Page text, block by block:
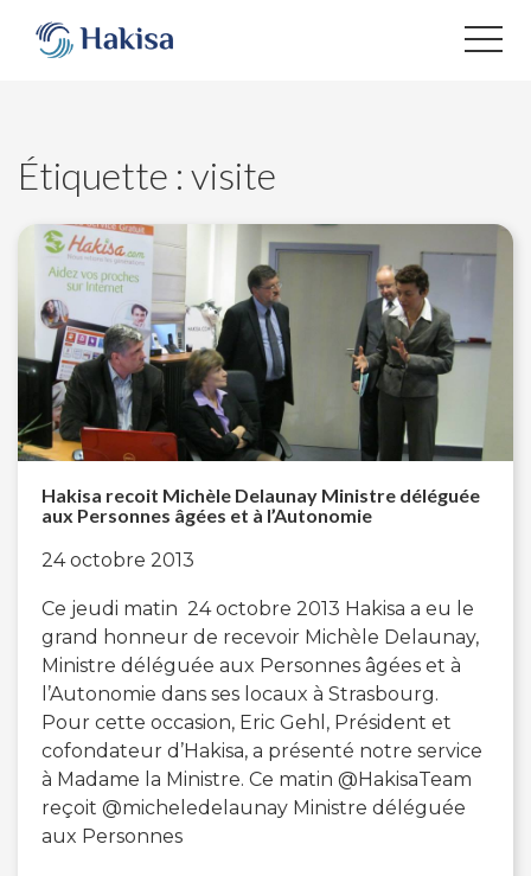
contenu
Étiquette : visite
Hakisa recoit Michèle Delaunay Ministre déléguée
aux Personnes âgées et à l’Autonomie
24 octobre 2013
Ce jeudi matin 24 octobre 2013 Hakisa a eu le
grand honneur de recevoir Michèle Delaunay,
Ministre déléguée aux Personnes âgées et à
l’Autonomie dans ses locaux à Strasbourg.
Pour cette occasion, Eric Gehl, Président et
cofondateur d’Hakisa, a présenté notre service
à Madame la Ministre. Ce matin @HakisaTeam
reçoit @micheledelaunay Ministre déléguée
aux Personnes